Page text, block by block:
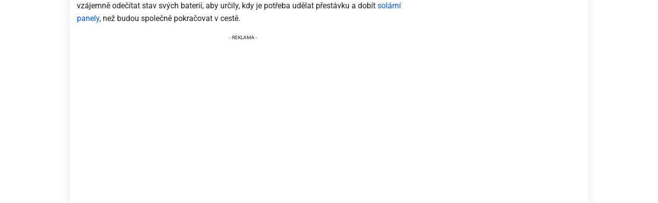
vzájemně odečítat stav svých baterií, aby určily, kdy je potřeba udělat přestávku a dobít solární
panely, než budou společně pokračovat v cestě.